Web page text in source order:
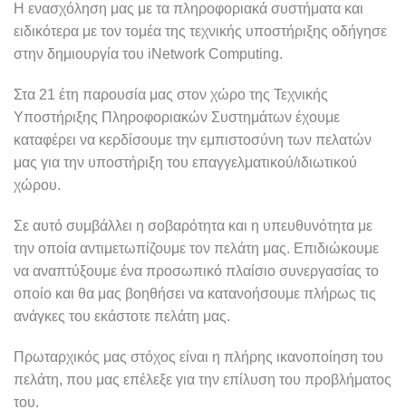
Η ενασχόληση μας με τα πληροφοριακά συστήματα και
ειδικότερα με τον τομέα της τεχνικής υποστήριξης οδήγησε
στην δημιουργία του iNetwork Computing.
Στα 21 έτη παρουσία μας στον χώρο της Τεχνικής
Υποστήριξης Πληροφοριακών Συστημάτων έχουμε
καταφέρει να κερδίσουμε την εμπιστοσύνη των πελατών
μας για την υποστήριξη του επαγγελματικού/ιδιωτικού
χώρου.
Σε αυτό συμβάλλει η σοβαρότητα και η υπευθυνότητα με
την οποία αντιμετωπίζουμε τον πελάτη μας. Επιδιώκουμε
να αναπτύξουμε ένα προσωπικό πλαίσιο συνεργασίας το
οποίο και θα μας βοηθήσει να κατανοήσουμε πλήρως τις
ανάγκες του εκάστοτε πελάτη μας.
Πρωταρχικός μας στόχος είναι η πλήρης ικανοποίηση του
πελάτη, που μας επέλεξε για την επίλυση του προβλήματος
του.